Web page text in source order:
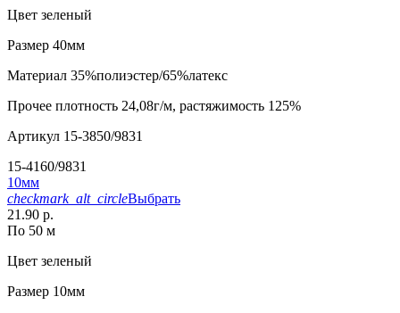
Цвет зеленый
Размер 40мм
Материал 35%полиэстер/65%латекс
Прочее плотность 24,08г/м, растяжимость 125%
Артикул 15-3850/9831
15-4160/9831
10мм
checkmark_alt_circleВыбрать
21.90 р.
По 50 м
Цвет зеленый
Размер 10мм